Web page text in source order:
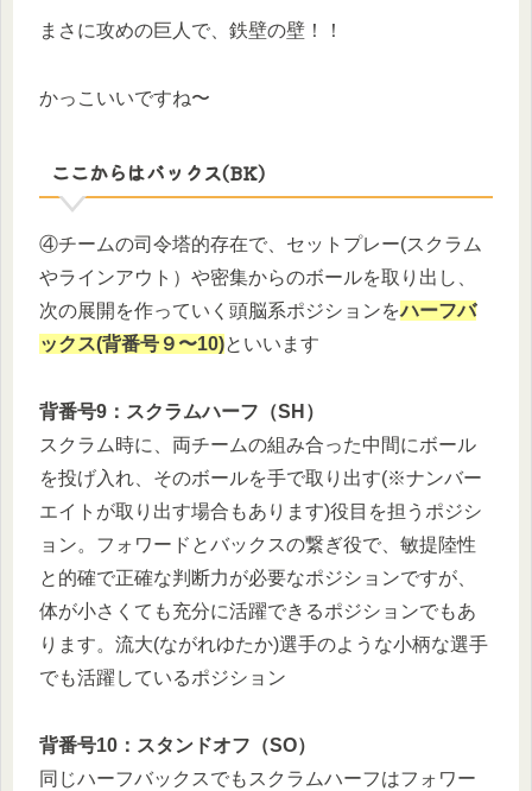
まさに攻めの巨人で、鉄壁の壁！！
かっこいいですね〜
ここからはバックス(BK)
④チームの司令塔的存在で、セットプレー(スクラム
やラインアウト）や密集からのボールを取り出し、
次の展開を作っていく頭脳系ポジションをハーフバ
ックス(背番号９〜10)といいます
背番号9：スクラムハーフ（SH）
スクラム時に、両チームの組み合った中間にボール
を投げ入れ、そのボールを手で取り出す(※ナンバー
エイトが取り出す場合もあります)役目を担うポジシ
ョン。フォワードとバックスの繋ぎ役で、敏提陸性
と的確で正確な判断力が必要なポジションですが、
体が小さくても充分に活躍できるポジションでもあ
ります。流大(ながれゆたか)選手のような小柄な選手
でも活躍しているポジション
背番号10：スタンドオフ（SO）
同じハーフバックスでもスクラムハーフはフォワー